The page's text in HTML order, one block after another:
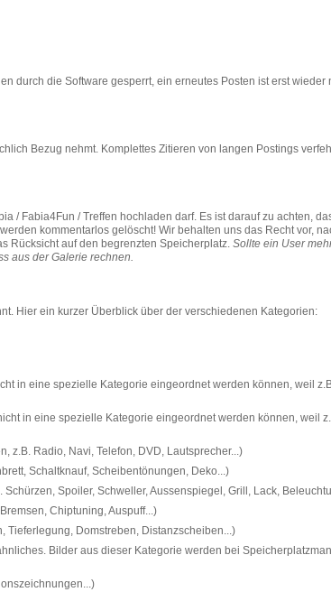
durch die Software gesperrt, ein erneutes Posten ist erst wieder
Bezug nehmt. Komplettes Zitieren von langen Postings
/ Fabia4Fun / Treffen hochladen darf. Es ist darauf zu achten,
kommentarlos gelöscht! Wir behalten uns das Recht vor,
Rücksicht auf den begrenzten Speicherplatz. Sollte ein User
aus der Galerie rechnen.
Hier ein kurzer Überblick über der verschiedenen Kategorien:
in eine spezielle Kategorie eingeordnet werden können, weil
in eine spezielle Kategorie eingeordnet werden können, weil
z.B. Radio, Navi, Telefon, DVD, Lautsprecher...)
Schaltknauf, Scheibentönungen, Deko...)
Spoiler, Schweller, Aussenspiegel, Grill, Lack,
Chiptuning, Auspuff...)
Tieferlegung, Domstreben, Distanzscheiben...)
Bilder aus dieser Kategorie werden bei